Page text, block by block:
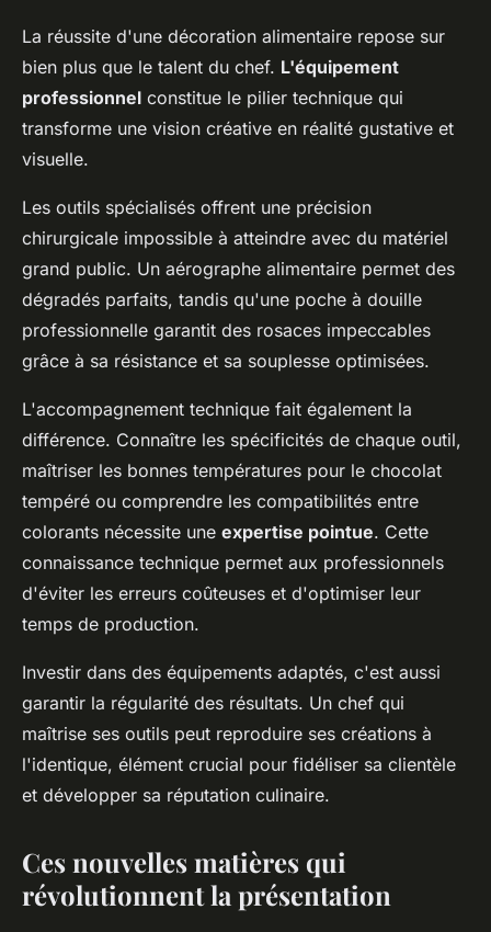
La réussite d'une décoration alimentaire repose sur
bien plus que le talent du chef. L'équipement
professionnel constitue le pilier technique qui
transforme une vision créative en réalité gustative et
visuelle.
Les outils spécialisés offrent une précision
chirurgicale impossible à atteindre avec du matériel
grand public. Un aérographe alimentaire permet des
dégradés parfaits, tandis qu'une poche à douille
professionnelle garantit des rosaces impeccables
grâce à sa résistance et sa souplesse optimisées.
L'accompagnement technique fait également la
différence. Connaître les spécificités de chaque outil,
maîtriser les bonnes températures pour le chocolat
tempéré ou comprendre les compatibilités entre
colorants nécessite une expertise pointue. Cette
connaissance technique permet aux professionnels
d'éviter les erreurs coûteuses et d'optimiser leur
temps de production.
Investir dans des équipements adaptés, c'est aussi
garantir la régularité des résultats. Un chef qui
maîtrise ses outils peut reproduire ses créations à
l'identique, élément crucial pour fidéliser sa clientèle
et développer sa réputation culinaire.
Ces nouvelles matières qui
révolutionnent la présentation